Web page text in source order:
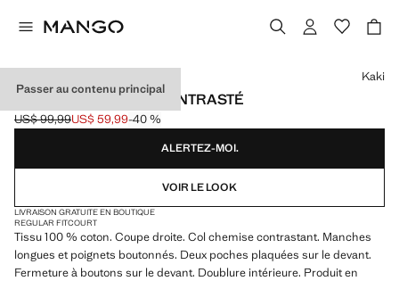
Passer au contenu principal
PARKA COTON COL CONTRASTÉ
Prix initial barré [US$ 99,99 ]
US$ 99,99
Prix actuel [US$ 59,99 ]
US$ 59,99-40 %
Choisissez une couleur
Kaki
ALERTEZ-MOI.
VOIR LE LOOK
LIVRAISON GRATUITE EN BOUTIQUE
REGULAR FITCOURT
Tissu 100 % coton. Coupe droite. Col chemise contrastant. Manches
longues et poignets boutonnés. Deux poches plaquées sur le devant.
Fermeture à boutons sur le devant. Doublure intérieure. Produit en